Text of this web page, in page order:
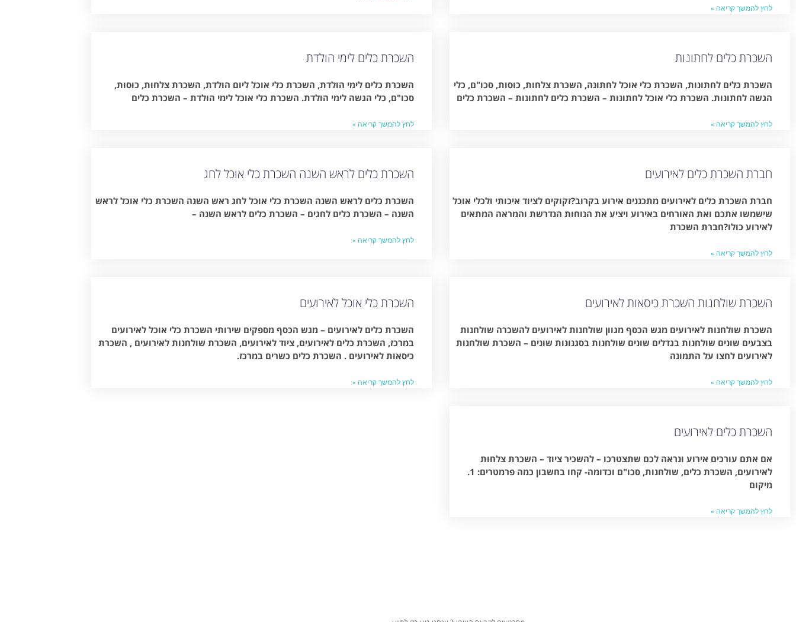
לחץ להמשך קריאה »
השכרת כלים לחתונות
השכרת כלים לחתונות, השכרת כלי אוכל לחתונה, השכרת צלחות, כוסות, סכו"ם, כלי
הגשה לחתונות. השכרת כלי אוכל לחתונות – השכרת כלים לחתונות – השכרת כלים
לחץ להמשך קריאה »
השכרת כלים לימי הולדת
השכרת כלים לימי הולדת, השכרת כלי אוכל ליום הולדת, השכרת צלחות, כוסות,
סכו"ם, כלי הגשה לימי הולדת. השכרת כלי אוכל לימי הולדת – השכרת כלים
לחץ להמשך קריאה »
חברת השכרת כלים לאירועים
חברת השכרת כלים לאירועים מתכננים אירוע בקרוב?זקוקים לציוד איכותי ולכלי אוכל
שישמשו אתכם ואת האורחים באירוע ויציע את הנוחות הנדרשת והמראה המתאים
לאירוע כולו?חברת השכרת
לחץ להמשך קריאה »
השכרת כלים לראש השנה השכרת כלי אוכל לחג
השכרת כלים לראש השנה השכרת כלי אוכל לחג ראש השנה השכרת כלי אוכל לראש
השנה – השכרת כלים לחגים – השכרת כלים לראש השנה –
לחץ להמשך קריאה »
השכרת שולחנות השכרת כיסאות לאירועים
השכרת שולחנות לאירועים מגש הכסף מגוון שולחנות לאירועים להשכרה שולחנות
בצבעים שונים שולחנות בגדלים שונים שולחנות בסגנונות שונים – השכרת שולחנות
לאירועים לחצו על התמונה
לחץ להמשך קריאה »
השכרת כלי אוכל לאירועים
השכרת כלים לאירועים – מגש הכסף מספקים שירותי השכרת כלי אוכל לאירועים
במרכז, השכרת כלים לאירועים, ציוד לאירועים, השכרת שולחנות לאירועים , השכרת
כיסאות לאירועים . השכרת כלים כשרים במרכז.
לחץ להמשך קריאה »
השכרת כלים לאירועים
אם אתם עורכים אירוע ונראה לכם שתצטרכו – להשכיר ציוד – השכרת צלחות
לאירועים, השכרת כלים, שולחנות, סכו"ם וכדומה- קחו בחשבון כמה פרמטרים: 1.
מיקום
לחץ להמשך קריאה »